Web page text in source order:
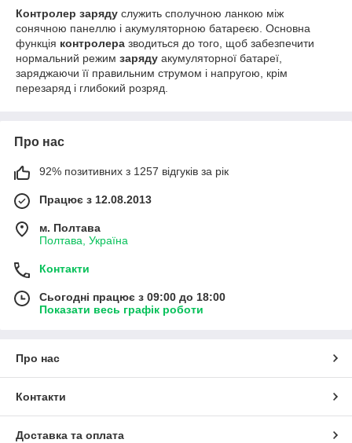
Контролер заряду служить сполучною ланкою між
сонячною панеллю і акумуляторною батареєю. Основна
функція контролера зводиться до того, щоб забезпечити
нормальний режим заряду акумуляторної батареї,
заряджаючи її правильним струмом і напругою, крім
перезаряд і глибокий розряд.
Про нас
92% позитивних з 1257 відгуків за рік
Працює з 12.08.2013
м. Полтава
Полтава, Україна
Контакти
Сьогодні працює з 09:00 до 18:00
Показати весь графік роботи
Про нас
Контакти
Доставка та оплата